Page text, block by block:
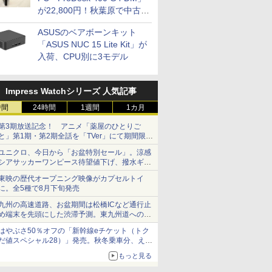
が22,800円！秋葉原で中古
PCセール
ASUSのベアボーンキット
「ASUS NUC 15 Lite Kit」が
入荷、CPU別に3モデル
Impress Watchシリーズ 人気記事
24時間 1週間 1カ月
3期放送記念！ アニメ「薬屋のひとりご
」第1期・第2期全話を「TVer」にて期間限定
順次無料配信開始
ニクロ、今日から「お盆特別セール」。涼感
アサッカーワンピース待望値下げ、撥水ギア
ョーツは1990円に
映の歴代オープニング映像がカプセルトイ
。全5種で8月下旬発売
州の高速道路、お盆期間は松橋ICなど通行止
端末を先頭にした渋滞予測。東九州道への迂
は料金調整を実施
やぶさ50％オフの「新幹線eチケット（トク
値スペシャル28）」発売。秋冬乗車分、えき
もっと見る